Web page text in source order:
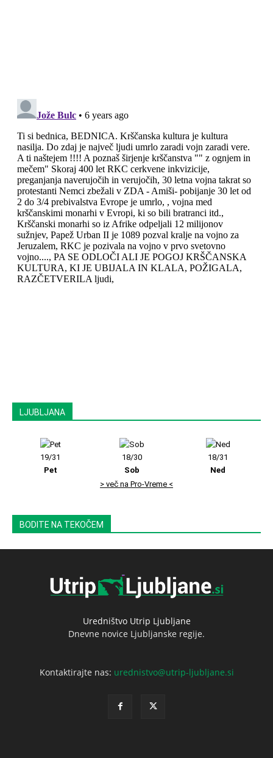
LJUBLJANA
19/31
Pet
18/30
Sob
18/31
Ned
> več na Pro-Vreme <
BODITE NA TEKOČEM
Uredništvo Utrip Ljubljane
Dnevne novice Ljubljanske regije.
Kontaktirajte nas: urednistvo@utrip-ljubljane.si